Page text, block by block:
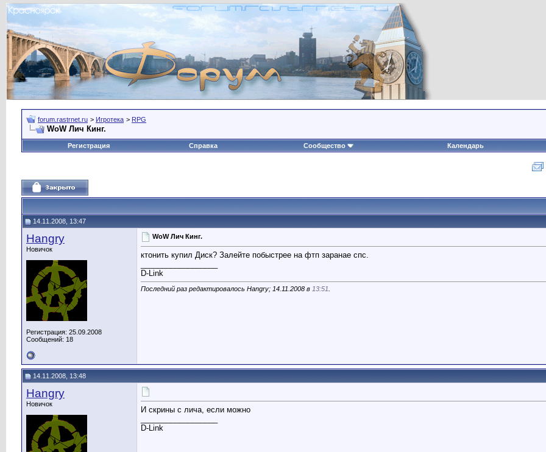
forum.rastrnet.ru > Игротека > RPG
WoW Лич Кинг.
Регистрация Справка Сообщество Календарь
14.11.2008, 13:47
Hangry
Новичок
Регистрация: 25.09.2008
Сообщений: 18
WoW Лич Кинг.
ктонить купил Диск? Залейте побыстрее на фтп заранае спс.
D-Link
Последний раз редактировалось Hangry; 14.11.2008 в 13:51
14.11.2008, 13:48
Hangry
Новичок
И скрины с лича, если можно
D-Link